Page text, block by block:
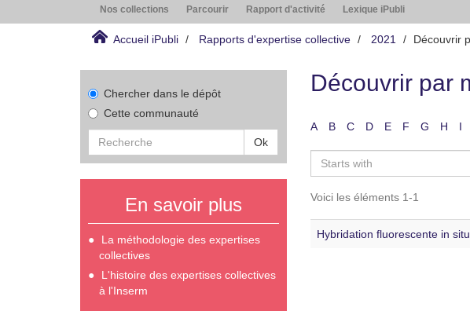
Nos collections Parcourir Rapport d'activité Lexique iPubli
Accueil iPubli Rapports d'expertise collective 2021 Découvrir
Chercher dans le dépôt
Cette communauté
Ok
En savoir plus
La méthodologie des expertises
collectives
L'histoire des expertises collectives
à l'Inserm
Découvrir par
A B C D E F G H I
Voici les éléments 1-1
Hybridation fluorescente in